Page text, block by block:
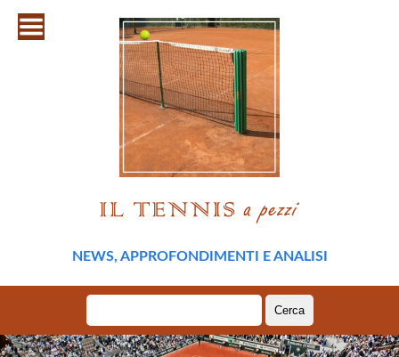
NEWS, APPROFONDIMENTI E ANALISI
per: